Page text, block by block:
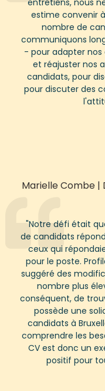
estime convenir
nombre de
communiquons
- pour adapter
et réajuster nos
candidats, pour
pour discuter des
Marielle Combe |
"Notre défi était
de candidats
ceux qui
pour le poste.
suggéré des
nombre plus
conséquent, de
possède une
candidats à
comprendre les
CV est donc un
positif pour